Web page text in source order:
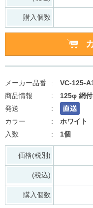
購入個数
VC-125-
125φ 網
ホワイト
1個
価格(税別)
(税込)
購入個数